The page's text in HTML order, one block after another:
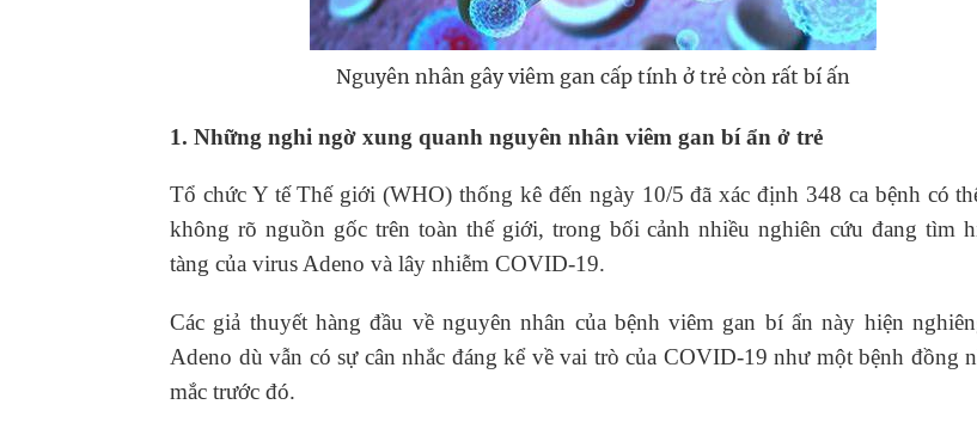
Nguyên nhân gây viêm gan cấp tính ở trẻ còn rất bí ấn
1. Những nghi ngờ xung quanh nguyên nhân viêm gan bí ẩn ở trẻ
Tổ chức Y tế Thế giới (WHO) thống kê đến ngày 10/5 đã xác định 348 ca bệnh có
không rõ nguồn gốc trên toàn thế giới, trong bối cảnh nhiều nghiên cứu đang tìm
tàng của virus Adeno và lây nhiễm COVID-19.
Các giả thuyết hàng đầu về nguyên nhân của bệnh viêm gan bí ẩn này hiện
Adeno dù vẫn có sự cân nhắc đáng kể về vai trò của COVID-19 như một bệnh đồng
mắc trước đó.